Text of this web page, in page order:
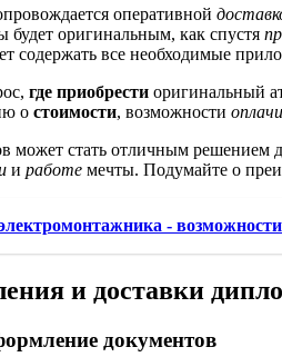
оперативной
будет оригинальным, как спустя
содержать все необходимые
где приобрести оригинальный
о стоимости, возможности
может стать отличным решением
и работе мечты. Подумайте о
-
и доставки
документов